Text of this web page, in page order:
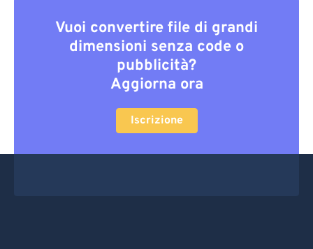
Vuoi convertire file di grandi
dimensioni senza code o
pubblicità?
Aggiorna ora
Iscrizione